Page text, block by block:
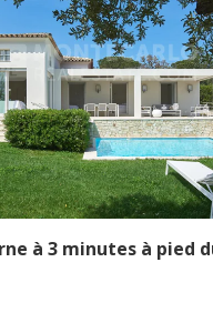
à 3 minutes à pied